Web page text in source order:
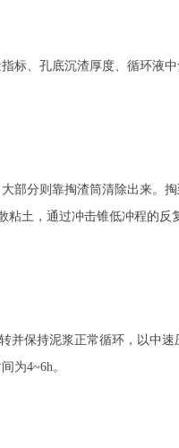
、孔底沉渣厚度、循环液
分则靠掏渣筒清除出来。掏
粘土，通过冲击锥低冲程的
保持泥浆正常循环，以中速
为4~6h。